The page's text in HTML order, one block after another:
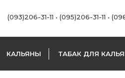
(093)206-31-11 • (095)206-31-11 •
КАЛЬЯНЫ ТАБАК ДЛЯ